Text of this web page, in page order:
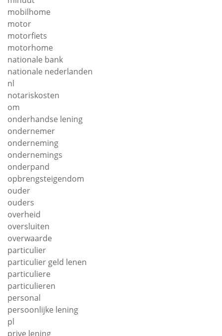
mobilhome
motor
motorfiets
motorhome
nationale bank
nationale nederlanden
nl
notariskosten
om
onderhandse lening
ondernemer
onderneming
ondernemings
onderpand
opbrengsteigendom
ouder
ouders
overheid
oversluiten
overwaarde
particulier
particulier geld lenen
particuliere
particulieren
personal
persoonlijke lening
pl
prive lening